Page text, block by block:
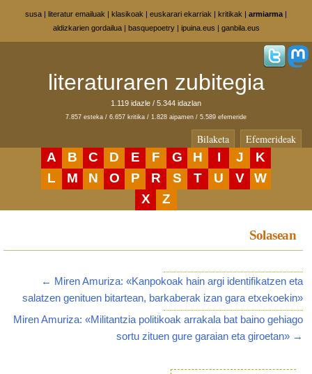
susa | literatur emailuak | klasikoak | euskarari ekarriak | kritikak | armiarma |
aldizkarien gordailua| basquepoetry| ipuina.eus | ganbila.eus
literaturaren zubitegia
1.119 idazle / 5.344 idazlan
7.857 esteka / 6.657 kritika / 1.828 aipamen / 5.589 efemeride
Bilaketa Efemerideak
A B C D E F G H I J
K
L
M N O P R S T U V
W
X
Z
Solasean
← Miren Amuriza: «Kanpokoak hain argi identifikatzen eta
salatzen genituen bitartean, barkaberak izan gara etxekoekin»
Miren Amuriza: «Militantzia politikoak arrakala bat baino gehiago
sortu zituen gure garaian eta giroetan» →